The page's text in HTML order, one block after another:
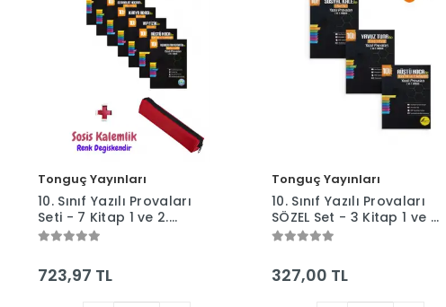
Tonguç Yayınları
10. Sınıf Yazılı Provaları
Seti - 7 Kitap 1 ve 2.
Dönem + Sosis Kalem
723,97 TL
Tonguç Yayınları
10. Sınıf Yazılı Provaları
SÖZEL Set - 3 Kitap 1 ve 2.
Dönem - Tonguç
327,00 TL